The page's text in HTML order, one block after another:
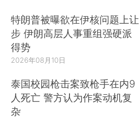
特朗普被曝欲在伊核问题上让
步 伊朗高层人事重组强硬派
得势
2026年08月10日
泰国校园枪击案致枪手在内9
人死亡 警方认为作案动机复
杂